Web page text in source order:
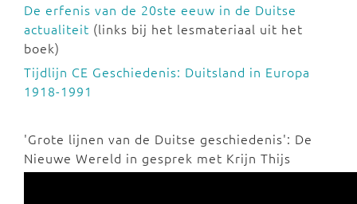
De erfenis van de 20ste eeuw in de Duitse
actualiteit (links bij het lesmateriaal uit het
boek)
Tijdlijn CE Geschiedenis: Duitsland in Europa
1918-1991
'Grote lijnen van de Duitse geschiedenis': De
Nieuwe Wereld in gesprek met Krijn Thijs